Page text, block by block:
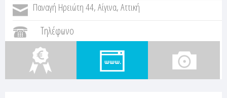
Παναγή Ηρειώτη 44, Αίγινα, Αττική
Τηλέφωνο